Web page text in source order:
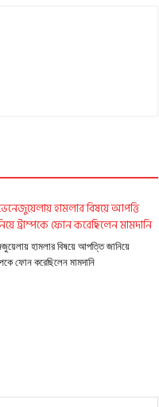
হামলার বিষয়ে আপত্তি জানিয়ে
ফোন করেছিলেন মামদানি